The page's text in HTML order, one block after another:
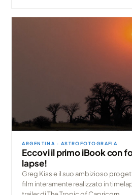
ARGENTINA · ASTROFOTOGRAFIA
Eccovi il primo iBook con
lapse!
Greg Kiss e il suo ambizioso
film interamente realizzato in